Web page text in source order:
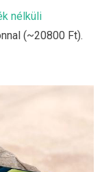
nélküli
(~20800 Ft).